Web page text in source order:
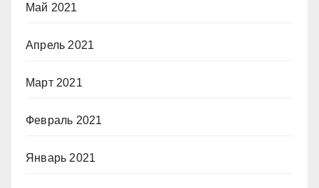
Май 2021
Апрель 2021
Март 2021
Февраль 2021
Январь 2021